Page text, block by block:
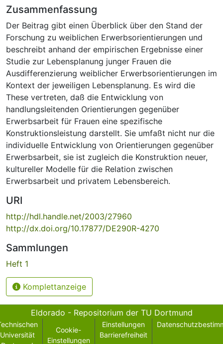
Zusammenfassung
Der Beitrag gibt einen Überblick über den Stand der
Forschung zu weiblichen Erwerbsorientierungen und
beschreibt anhand der empirischen Ergebnisse einer
Studie zur Lebensplanung junger Frauen die
Ausdifferenzierung weiblicher Erwerbsorientierungen im
Kontext der jeweiligen Lebensplanung. Es wird die
These vertreten, daß die Entwicklung von
handlungsleitenden Orientierungen gegenüber
Erwerbsarbeit für Frauen eine spezifische
Konstruktionsleistung darstellt. Sie umfaßt nicht nur die
individuelle Entwicklung von Orientierungen gegenüber
Erwerbsarbeit, sie ist zugleich die Konstruktion neuer,
kultureller Modelle für die Relation zwischen
Erwerbsarbeit und privatem Lebensbereich.
URI
http://hdl.handle.net/2003/27960
http://dx.doi.org/10.17877/DE290R-4270
Sammlungen
Heft 1
Komplettanzeige
Eldorado - Repositorium der TU Dortmund
Universität
Cookie-
Einstellungen
Einstellungen
Barrierefreiheit